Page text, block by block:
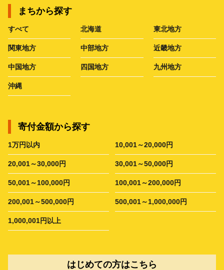
まちから探す
すべて 北海道 東北地方
関東地方 中部地方 近畿地方
中国地方 四国地方 九州地方
沖縄
寄付金額から探す
1万円以内 10,001～20,000円
20,001～30,000円 30,001～50,000円
50,001～100,000円 100,001～200,000円
200,001～500,000円 500,001～1,000,000円
1,000,001円以上
はじめての方はこちら